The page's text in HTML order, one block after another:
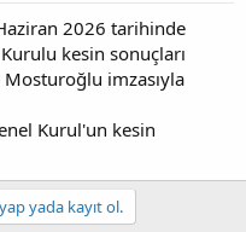
2026 tarihinde
kesin sonuçları
Mosturoğlu imzasıyla
Kurul'un kesin
yada kayıt ol.